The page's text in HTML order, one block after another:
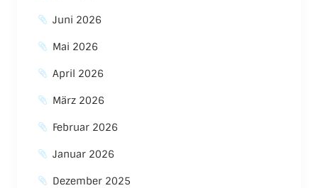
Juni 2026
Mai 2026
April 2026
März 2026
Februar 2026
Januar 2026
Dezember 2025